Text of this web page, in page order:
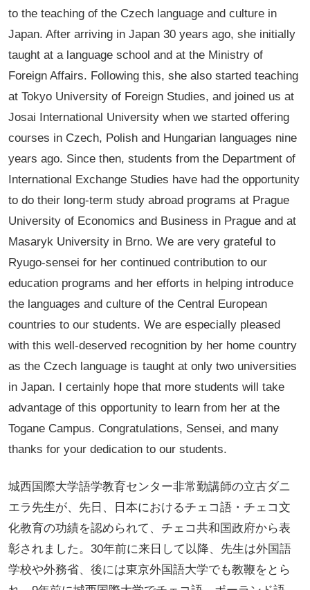
to the teaching of the Czech language and culture in
Japan. After arriving in Japan 30 years ago, she initially
taught at a language school and at the Ministry of
Foreign Affairs. Following this, she also started teaching
at Tokyo University of Foreign Studies, and joined us at
Josai International University when we started offering
courses in Czech, Polish and Hungarian languages nine
years ago. Since then, students from the Department of
International Exchange Studies have had the opportunity
to do their long-term study abroad programs at Prague
University of Economics and Business in Prague and at
Masaryk University in Brno. We are very grateful to
Ryugo-sensei for her continued contribution to our
education programs and her efforts in helping introduce
the languages and culture of the Central European
countries to our students. We are especially pleased
with this well-deserved recognition by her home country
as the Czech language is taught at only two universities
in Japan. I certainly hope that more students will take
advantage of this opportunity to learn from her at the
Togane Campus. Congratulations, Sensei, and many
thanks for your dedication to our students.
城西国際大学語学教育センター非常勤講師の立古ダニ
エラ先生が、先日、日本におけるチェコ語・チェコ文
化教育の功績を認められて、チェコ共和国政府から表
彰されました。30年前に来日して以降、先生は外国語
学校や外務省、後には東京外国語大学でも教鞭をとら